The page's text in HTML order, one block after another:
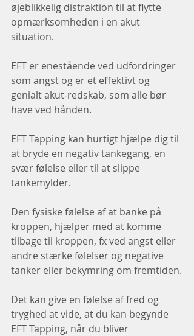
øjeblikkelig distraktion til at flytte
opmærksomheden i en akut
situation.
EFT er enestående ved udfordringer
som angst og er et effektivt og
genialt akut-redskab, som alle bør
have ved hånden.
EFT Tapping kan hurtigt hjælpe dig til
at bryde en negativ tankegang, en
svær følelse eller til at slippe
tankemylder.
Den fysiske følelse af at banke på
kroppen, hjælper med at komme
tilbage til kroppen, fx ved angst eller
andre stærke følelser og negative
tanker eller bekymring om fremtiden.
Det kan give en følelse af fred og
tryghed at vide, at du kan begynde
EFT Tapping, når du bliver